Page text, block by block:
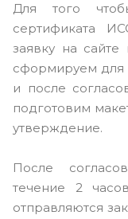
Для того
сертификата
заявку на
сформируем для
и после
подготовим
утверждение.
После
течение 2
отправляются